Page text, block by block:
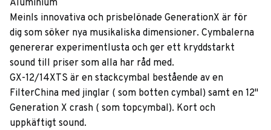
Aluminium
Meinls innovativa och prisbelönade GenerationX är för
dig som söker nya musikaliska dimensioner. Cymbalerna
genererar experimentlusta och ger ett kryddstarkt
sound till priser som alla har råd med.
GX-12/14XTS är en stackcymbal bestående av en
FilterChina med jinglar ( som botten cymbal) samt en 12"
Generation X crash ( som topcymbal). Kort och
uppkäftigt sound.